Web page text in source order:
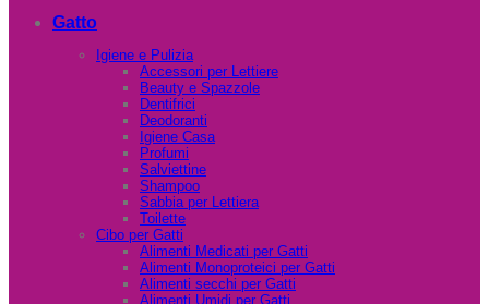
Gatto
Igiene e Pulizia
Accessori per Lettiere
Beauty e Spazzole
Dentifrici
Deodoranti
Igiene Casa
Profumi
Salviettine
Shampoo
Sabbia per Lettiera
Toilette
Cibo per Gatti
Alimenti Medicati per Gatti
Alimenti Monoproteici per Gatti
Alimenti secchi per Gatti
Alimenti Umidi per Gatti